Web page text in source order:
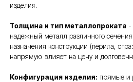
изделия.
Толщина и тип металлопроката -
надежный металл различного
назначения конструкции (перила,
напрямую влияет на цену и
Конфигурация изделия: прямые и